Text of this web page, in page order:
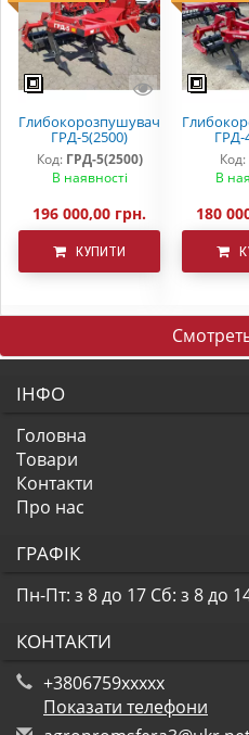
Глибокорозпушувач
ГРД-5(2500)
Код: ГРД-5(2500)
В наявності
196 000,00 грн.
КУПИТИ
ГРД-
Код:
В
180
ІНФО
Головна
Товари
Контакти
Про нас
ГРАФІК
Пн-Пт: з 8 до 17 Сб: з 8 до
КОНТАКТИ
+3806759xxxxx
Показати телефони